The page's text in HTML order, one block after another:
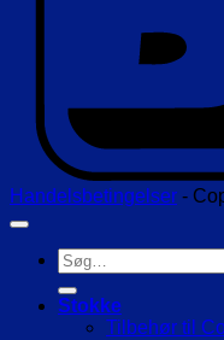
Handelsbetingelser -
Søg
efter:
Stokke
Tilbehør til